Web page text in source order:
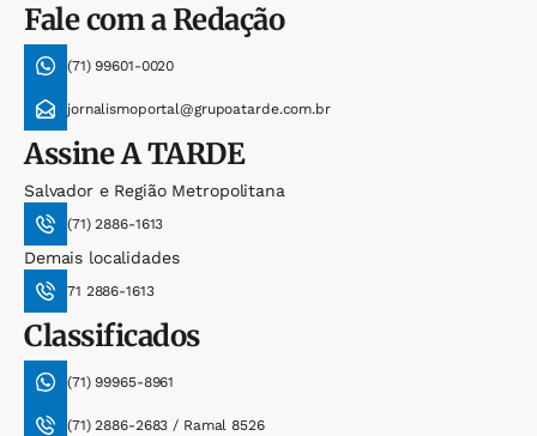
Fale com a Redação
(71) 99601-0020
jornalismoportal@grupoatarde.com.br
AssineA TARDE
Salvador e Região Metropolitana
(71) 2886-1613
Demais localidades
71 2886-1613
Classificados
(71) 99965-8961
(71) 2886-2683 / Ramal 8526